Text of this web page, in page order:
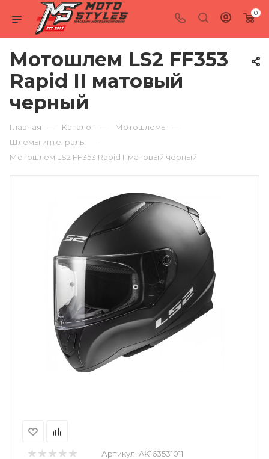
0
Мотошлем LS2 FF353
Rapid II матовый
черный
Главная — Каталог — Мотошлемы —
Шлемы интегралы —
Мотошлем LS2 FF353 Rapid II матовый черный
Артикул: AK163531011